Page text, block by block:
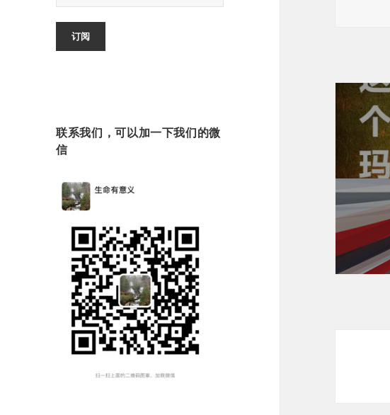
联系我们，可以加一下我们的微
信
文
章